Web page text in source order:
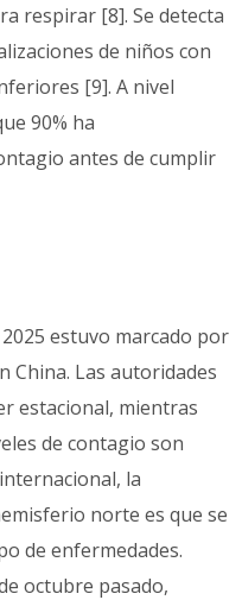
respirar [8]. Se detecta
de niños con
[9]. A nivel
90% ha
antes de cumplir
estuvo marcado por
China. Las autoridades
estacional, mientras
de contagio son
la
norte es que se
de enfermedades.
octubre pasado,